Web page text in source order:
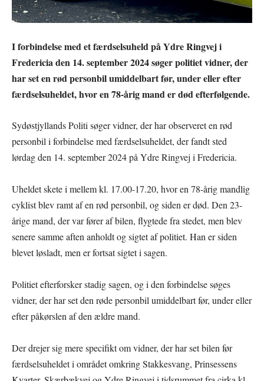
I forbindelse med et færdselsuheld på Ydre Ringvej i
Fredericia den 14. september 2024 søger politiet vidner, der
har set en rød personbil umiddelbart før, under eller efter
færdselsuheldet, hvor en 78-årig mand er død efterfølgende.
Sydøstjyllands Politi søger vidner, der har observeret en rød
personbil i forbindelse med færdselsuheldet, der fandt sted
lørdag den 14. september 2024 på Ydre Ringvej i Fredericia.
Uheldet skete i mellem kl. 17.00-17.20, hvor en 78-årig mandlig
cyklist blev ramt af en rød personbil, og siden er død. Den 23-
årige mand, der var fører af bilen, flygtede fra stedet, men blev
senere samme aften anholdt og sigtet af politiet. Han er siden
blevet løsladt, men er fortsat sigtet i sagen.
Politiet efterforsker stadig sagen, og i den forbindelse søges
vidner, der har set den røde personbil umiddelbart før, under eller
efter påkørslen af den ældre mand.
Der drejer sig mere specifikt om vidner, der har set bilen før
færdselsuheldet i området omkring Stakkesvang, Prinsessens